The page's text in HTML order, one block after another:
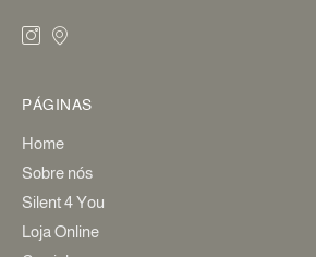
PÁGINAS
Home
Sobre nós
Silent 4 You
Loja Online